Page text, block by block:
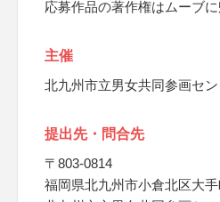
応募作品の著作権はムーブ
主催
北九州市立男女共同参画セ
提出先・問合先
〒803-0814
福岡県北九州市小倉北区大